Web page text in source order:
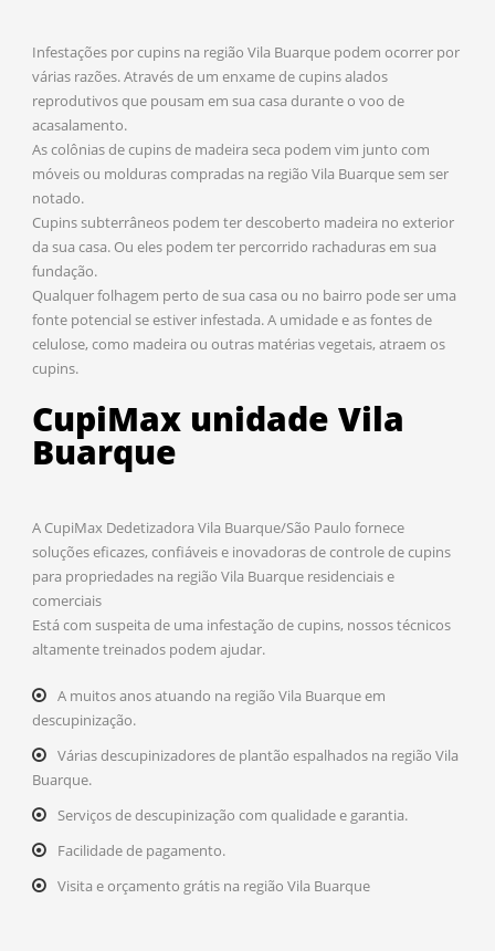
Infestações por cupins na região Vila Buarque podem ocorrer por
várias razões. Através de um enxame de cupins alados
reprodutivos que pousam em sua casa durante o voo de
acasalamento.
As colônias de cupins de madeira seca podem vim junto com
móveis ou molduras compradas na região Vila Buarque sem ser
notado.
Cupins subterrâneos podem ter descoberto madeira no exterior
da sua casa. Ou eles podem ter percorrido rachaduras em sua
fundação.
Qualquer folhagem perto de sua casa ou no bairro pode ser uma
fonte potencial se estiver infestada. A umidade e as fontes de
celulose, como madeira ou outras matérias vegetais, atraem os
cupins.
CupiMax unidade Vila
Buarque
A CupiMax Dedetizadora Vila Buarque/São Paulo fornece
soluções eficazes, confiáveis e inovadoras de controle de cupins
para propriedades na região Vila Buarque residenciais e
comerciais
Está com suspeita de uma infestação de cupins, nossos técnicos
altamente treinados podem ajudar.
A muitos anos atuando na região Vila Buarque em
descupinização.
Várias descupinizadores de plantão espalhados na região Vila
Buarque.
Serviços de descupinização com qualidade e garantia.
Facilidade de pagamento.
Visita e orçamento grátis na região Vila Buarque